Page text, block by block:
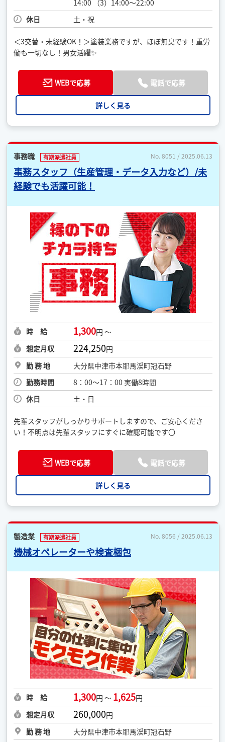
14:00 （3）14:00～22:00
休日
土・祝
＜3交替・未経験OK！＞塗装業務ですが、ほぼ無臭です！重労
働も一切なし！男女活躍✨
WEBで応募 電話で応募
詳しく見る
事務職 有期派遣社員 No. 8051 / 2025.06.13
事務スタッフ（生産管理・データ入力など）/未
経験でも活躍可能！
時 給 1,300円 ～
想定月収
224,250円
勤 務 地
大分県中津市本耶馬渓町冠石野
勤務時間
8：00〜17：00 実働8時間
休日
土・日
先輩スタッフがしっかりサポートしますので、ご安心くださ
い！不明点は先輩スタッフにすぐに確認可能です〇
WEBで応募 電話で応募
詳しく見る
製造業 有期派遣社員 No. 8056 / 2025.06.13
機械オペレーターや検査梱包
時 給 1,300円 ～ 1,625円
想定月収
260,000円
勤 務 地
大分県中津市本耶馬渓町冠石野